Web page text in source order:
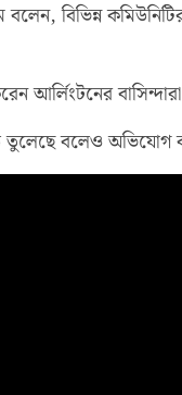
বিভিন্ন
আর্লিংটনের
তুলেছে বলেও অভিযোগ